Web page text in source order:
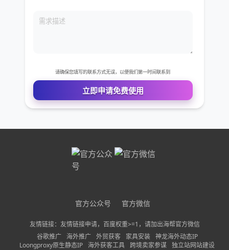
免费VIP权限体验
您的电话
官方公众号 官方微信
友情链接：友情链接申请，百度权重>=1，请加出海帮官方微信
谷歌推广
海外推广 外贸获客 家具安装
神龙海外动态IP
Loongproxy原生静态IP 海外获客工具 跨境卖家参谋 独立站网站建设